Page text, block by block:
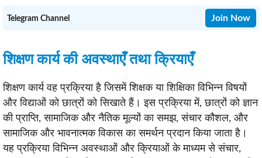
Telegram Channel Join Now
शिक्षण कार्य की अवस्थाएँ तथा क्रियाएँ
शिक्षण कार्य वह प्रक्रिया है जिसमें शिक्षक या शिक्षिका विभिन्न विषयों
और विद्याओं को छात्रों को सिखाते हैं। इस प्रक्रिया में, छात्रों को ज्ञान
की प्राप्ति, सामाजिक और नैतिक मूल्यों का समझ, संचार कौशल, और
सामाजिक और भावनात्मक विकास का समर्थन प्रदान किया जाता है।
यह प्रक्रिया विभिन्न अवस्थाओं और क्रियाओं के माध्यम से संचार,